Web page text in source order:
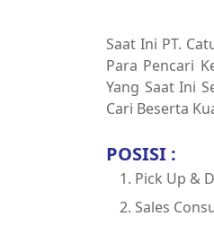
Saat Ini PT.
Para Pencari
Yang Saat Ini
Cari Beserta
POSISI :
Pick Up &
Sales